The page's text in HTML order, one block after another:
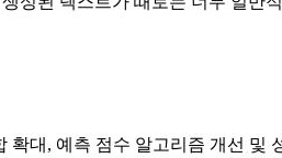
대, 예측 점수 알고리즘 개선 및